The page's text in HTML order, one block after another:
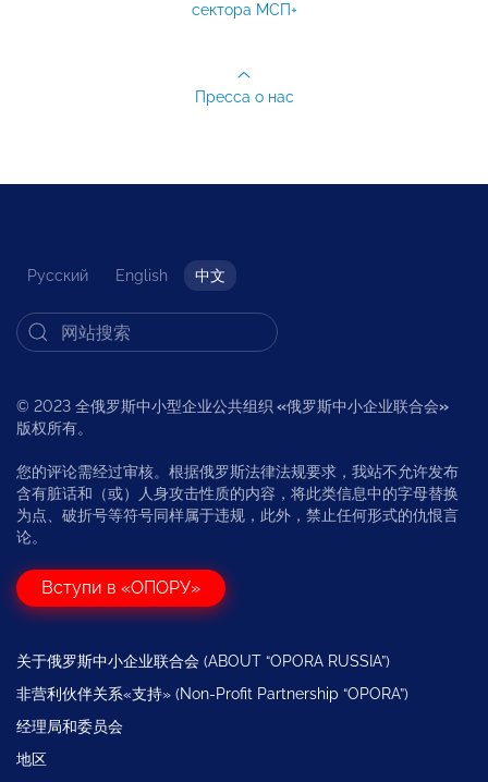
сектора МСП+
Пресса о нас
Русский English 中文
© 2023 全俄罗斯中小型企业公共组织 «俄罗斯中小企业联合会»
版权所有。
您的评论需经过审核。根据俄罗斯法律法规要求，我站不允许发布
含有脏话和（或）人身攻击性质的内容，将此类信息中的字母替换
为点、破折号等符号同样属于违规，此外，禁止任何形式的仇恨言
论。
Вступи в «ОПОРУ»
关于俄罗斯中小企业联合会 (ABOUT “OPORA RUSSIA”)
非营利伙伴关系«支持» (Non-Profit Partnership “OPORA”)
经理局和委员会
地区